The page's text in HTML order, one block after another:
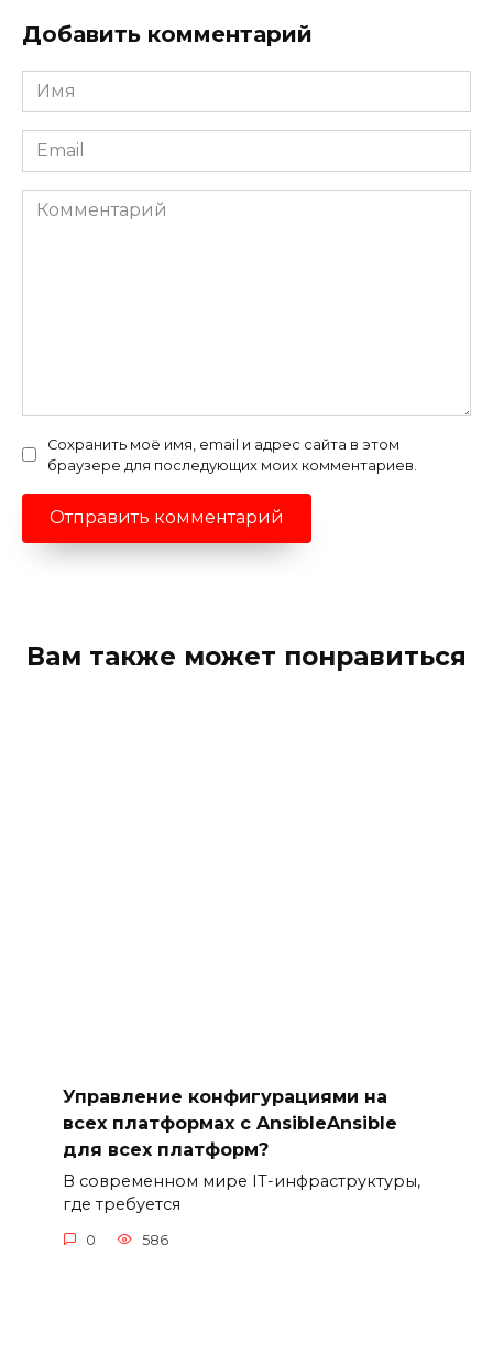
Добавить комментарий
Имя
*
Email
*
Комментарий
Сохранить моё имя, email и адрес сайта в этом
браузере для последующих моих комментариев.
Вам также может понравиться
Управление конфигурациями на
всех платформах с AnsibleAnsible
для всех платформ?
В современном мире IT-инфраструктуры,
где требуется
0 586